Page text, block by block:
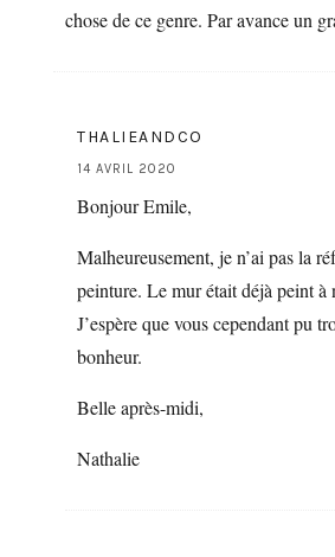
chose de ce genre. Par avance un
THALIEANDCO
14 AVRIL 2020
Bonjour Emile,
Malheureusement, je n’ai pas la
peinture. Le mur était déjà peint à
J’espère que vous cependant pu
bonheur.
Belle après-midi,
Nathalie